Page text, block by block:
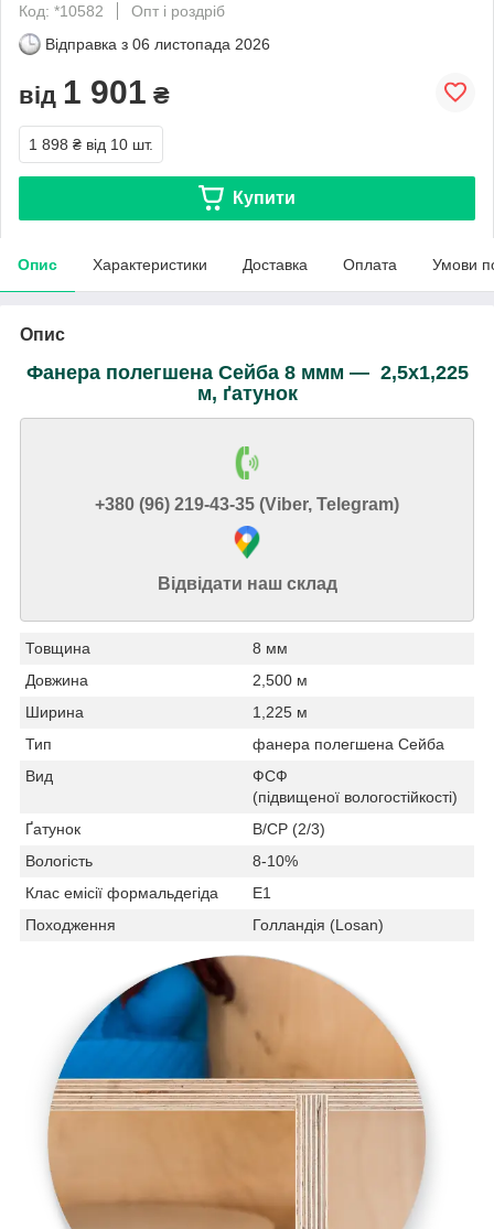
Код: *10582
Опт і роздріб
Відправка з 06 листопада 2026
від 1 901 ₴
1 898 ₴ від 10 шт.
Купити
Опис Характеристики Доставка Оплата Умови
Опис
Фанера полегшена Сейба 8 ммм — 2,5х1,225
м, ґатунок
+380 (96) 219-43-35 (Viber, Telegram)
Відвідати наш склад
Товщина
8 мм
Довжина
2,500 м
Ширина
1,225 м
Тип
фанера полегшена Сейба
Вид
ФСФ
(підвищеної вологостійкості)
Ґатунок
В/СР (2/3)
Вологість
8-10%
Клас емісії формальдегіда
Е1
Походження
Голландія (Losan)